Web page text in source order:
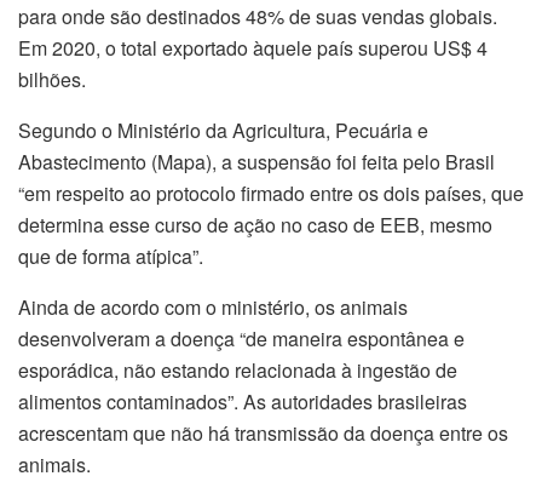
para onde são destinados 48% de suas vendas globais.
Em 2020, o total exportado àquele país superou US$ 4
bilhões.
Segundo o Ministério da Agricultura, Pecuária e
Abastecimento (Mapa), a suspensão foi feita pelo Brasil
“em respeito ao protocolo firmado entre os dois países, que
determina esse curso de ação no caso de EEB, mesmo
que de forma atípica”.
Ainda de acordo com o ministério, os animais
desenvolveram a doença “de maneira espontânea e
esporádica, não estando relacionada à ingestão de
alimentos contaminados”. As autoridades brasileiras
acrescentam que não há transmissão da doença entre os
animais.